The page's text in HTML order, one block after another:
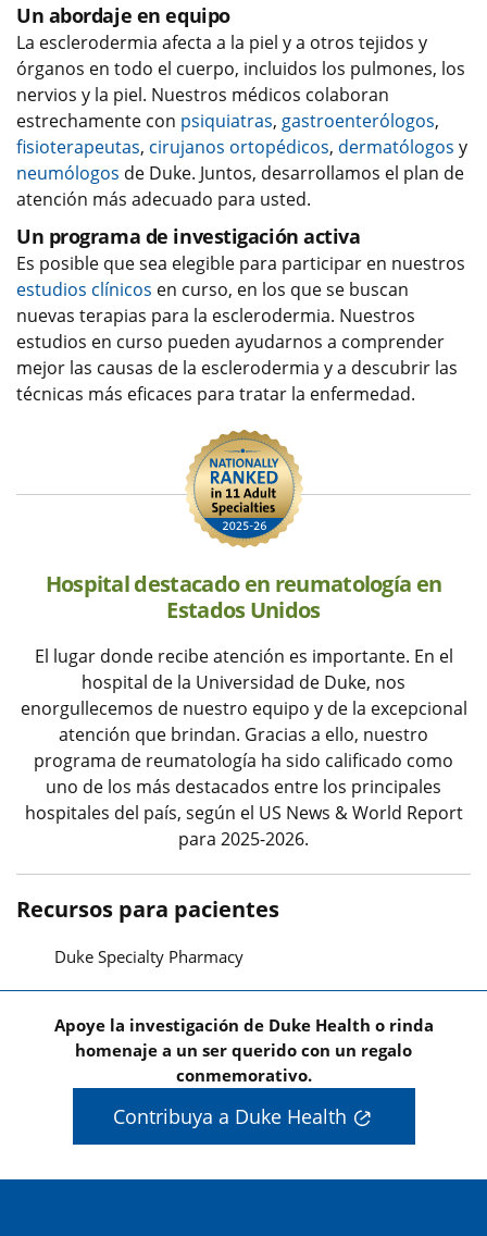
Un abordaje en equipo
La esclerodermia afecta a la piel y a otros tejidos y
órganos en todo el cuerpo, incluidos los pulmones, los
nervios y la piel. Nuestros médicos colaboran
estrechamente con psiquiatras, gastroenterólogos,
fisioterapeutas, cirujanos ortopédicos, dermatólogos y
neumólogos de Duke. Juntos, desarrollamos el plan de
atención más adecuado para usted.
Un programa de investigación activa
Es posible que sea elegible para participar en nuestros
estudios clínicos en curso, en los que se buscan
nuevas terapias para la esclerodermia. Nuestros
estudios en curso pueden ayudarnos a comprender
mejor las causas de la esclerodermia y a descubrir las
técnicas más eficaces para tratar la enfermedad.
Hospital destacado en reumatología en
Estados Unidos
El lugar donde recibe atención es importante. En el
hospital de la Universidad de Duke, nos
enorgullecemos de nuestro equipo y de la excepcional
atención que brindan. Gracias a ello, nuestro
programa de reumatología ha sido calificado como
uno de los más destacados entre los principales
hospitales del país, según el US News & World Report
para 2025-2026.
Recursos para pacientes
Duke Specialty Pharmacy
Apoye la investigación de Duke Health o rinda
homenaje a un ser querido con un regalo
conmemorativo.
Contribuya a Duke Health